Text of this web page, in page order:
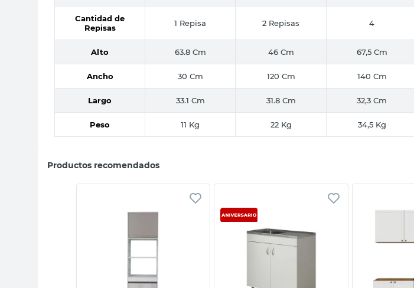
Cantidad de
Repisas
1 Repisa 2 Repisas 4
Alto 63.8 Cm 46 Cm 67,5 Cm
Ancho 30 Cm 120 Cm 140 Cm
Largo 33.1 Cm 31.8 Cm 32,3 Cm
Peso 11 Kg 22 Kg 34,5 Kg
Productos recomendados